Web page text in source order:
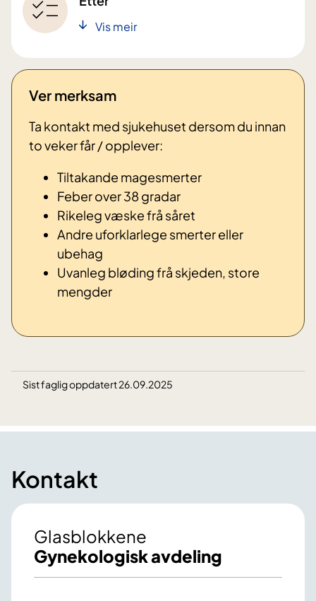
Vis meir
Ver merksam
Ta kontakt med sjukehuset dersom du innan
to veker får / opplever:
Tiltakande magesmerter
Feber over 38 gradar
Rikeleg væske frå såret
Andre uforklarlege smerter eller
ubehag
Uvanleg bløding frå skjeden, store
mengder
Sist faglig oppdatert 26.09.2025
Kontakt
Glasblokkene
Gynekologisk avdeling